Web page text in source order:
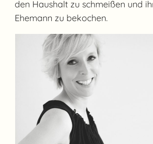
den Haushalt zu schmeißen und
Ehemann zu bekochen.